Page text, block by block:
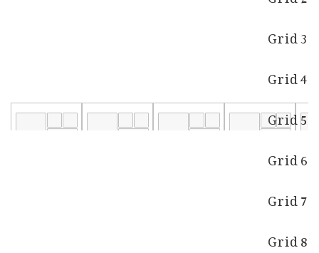
Grid 3
Grid 4
Grid 5
Grid 6
Grid 7
Grid 8